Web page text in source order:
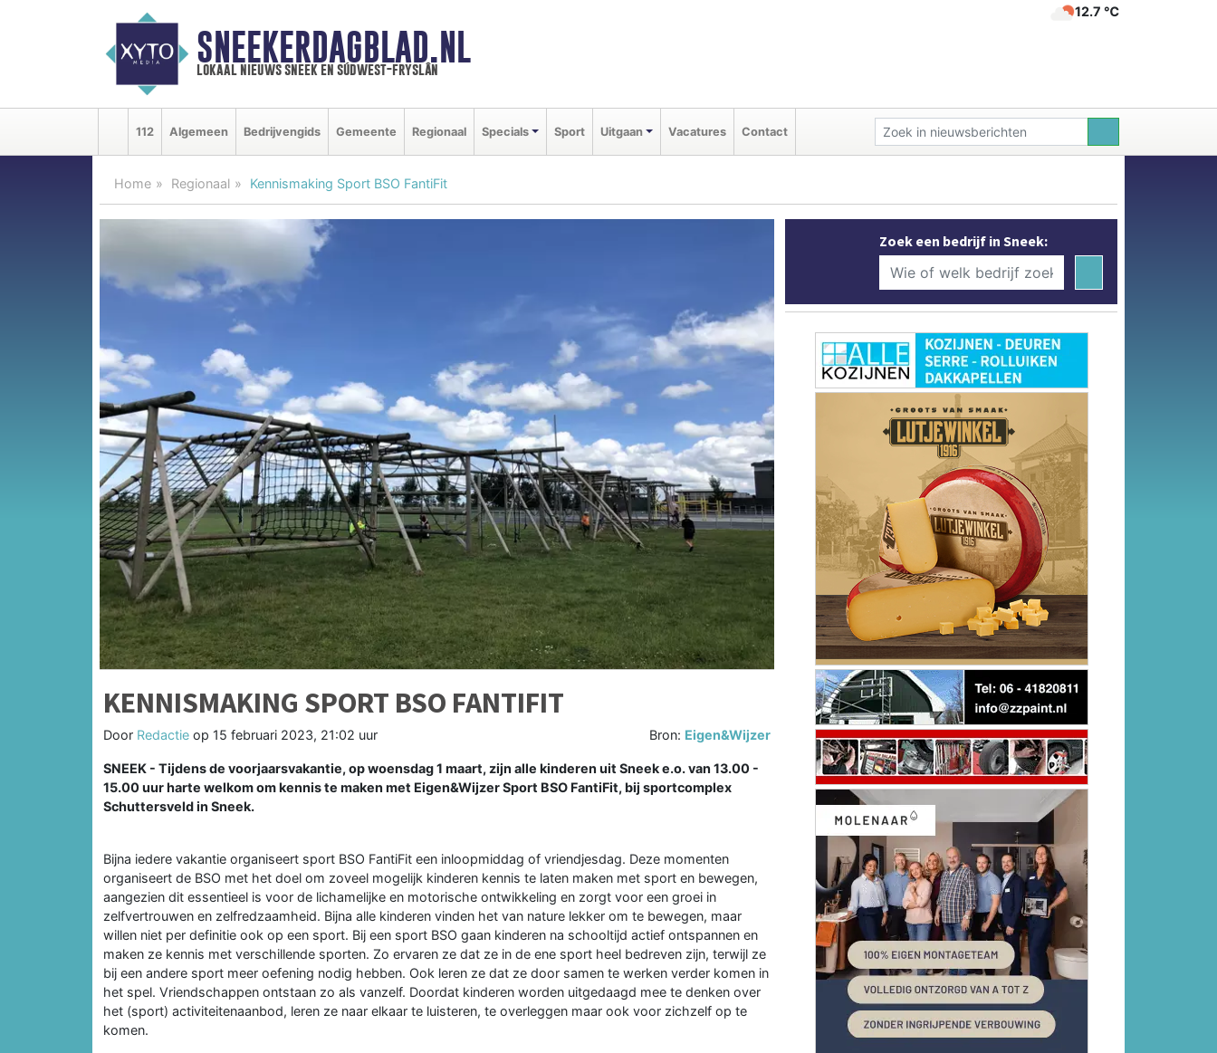
SNEEKERDAGBLAD.NL
lokaal nieuws sneek en súdwest-fryslân
12.7 ℃
112 Algemeen Bedrijvengids Gemeente Regionaal Specials Sport Uitgaan Vacatures Contact
Home Regionaal Kennismaking Sport BSO FantiFit
KENNISMAKING SPORT BSO FANTIFIT
Door Redactie op 15 februari 2023, 21:02 uur Bron: Eigen&Wijzer
SNEEK - Tijdens de voorjaarsvakantie, op woensdag 1 maart, zijn alle kinderen uit Sneek e.o. van 13.00 -
15.00 uur harte welkom om kennis te maken met Eigen&Wijzer Sport BSO FantiFit, bij sportcomplex
Schuttersveld in Sneek.
Bijna iedere vakantie organiseert sport BSO FantiFit een inloopmiddag of vriendjesdag. Deze momenten
organiseert de BSO met het doel om zoveel mogelijk kinderen kennis te laten maken met sport en bewegen,
aangezien dit essentieel is voor de lichamelijke en motorische ontwikkeling en zorgt voor een groei in
zelfvertrouwen en zelfredzaamheid. Bijna alle kinderen vinden het van nature lekker om te bewegen, maar
willen niet per definitie ook op een sport. Bij een sport BSO gaan kinderen na schooltijd actief ontspannen en
maken ze kennis met verschillende sporten. Zo ervaren ze dat ze in de ene sport heel bedreven zijn, terwijl ze
bij een andere sport meer oefening nodig hebben. Ook leren ze dat ze door samen te werken verder komen in
het spel. Vriendschappen ontstaan zo als vanzelf. Doordat kinderen worden uitgedaagd mee te denken over
het (sport) activiteitenaanbod, leren ze naar elkaar te luisteren, te overleggen maar ook voor zichzelf op te
komen.
Zoek een bedrijf in Sneek: